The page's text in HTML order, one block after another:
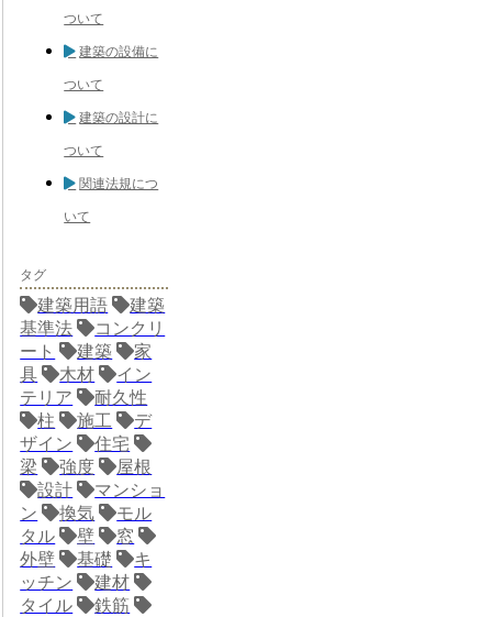
ついて
建築の設備に
ついて
建築の設計に
ついて
関連法規につ
いて
タグ
建築用語
建築
基準法
コンクリ
ート
建築
家
具
木材
イン
テリア
耐久性
柱
施工
デ
ザイン
住宅
梁
強度
屋根
設計
マンショ
ン
換気
モル
タル
壁
窓
外壁
基礎
キ
ッチン
建材
タイル
鉄筋